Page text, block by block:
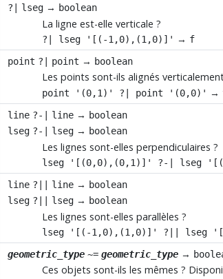
?|
lseg → boolean
La ligne est-elle verticale ?
?| lseg '[(-1,0),(1,0)]' → f
point ?| point → boolean
Les points sont-ils alignés
point '(0,1)' ?| point '(0,0)' →
line ?-| line → boolean
lseg ?-| lseg → boolean
Les lignes sont-elles perpendiculaires ?
lseg '[(0,0),(0,1)]' ?-| lseg
line ?|| line → boolean
lseg ?|| lseg → boolean
Les lignes sont-elles parallèles ?
lseg '[(-1,0),(1,0)]' ?|| lseg
geometric_type ~= geometric_type →
Ces objets sont-ils les mêmes ?